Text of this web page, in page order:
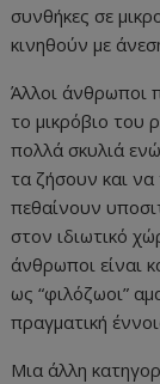
συνθήκες σε
κινηθούν με
Άλλοι άνθρωποι
το μικρόβιο του
πολλά σκυλιά
τα ζήσουν και
πεθαίνουν
στον ιδιωτικό
άνθρωποι είναι
ως “φιλόζωοι”
πραγματική
Μια άλλη